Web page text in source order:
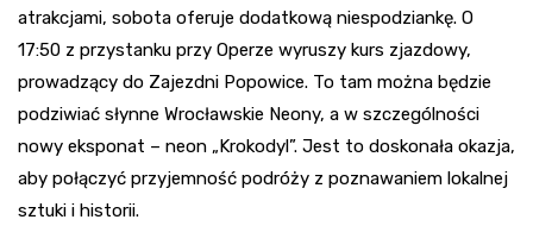
atrakcjami, sobota oferuje dodatkową niespodziankę. O
17:50 z przystanku przy Operze wyruszy kurs zjazdowy,
prowadzący do Zajezdni Popowice. To tam można będzie
podziwiać słynne Wrocławskie Neony, a w szczególności
nowy eksponat – neon „Krokodyl”. Jest to doskonała okazja,
aby połączyć przyjemność podróży z poznawaniem lokalnej
sztuki i historii.